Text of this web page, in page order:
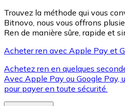
XRP
XRP
Trouvez la méthode qui vous
Bitnovo, nous vous offrons
Ren de manière sûre, rapide et
Acheter ren avec Apple Pay et
Achetez ren en quelques
Avec Apple Pay ou Google Pay,
pour payer en toute sécurité.